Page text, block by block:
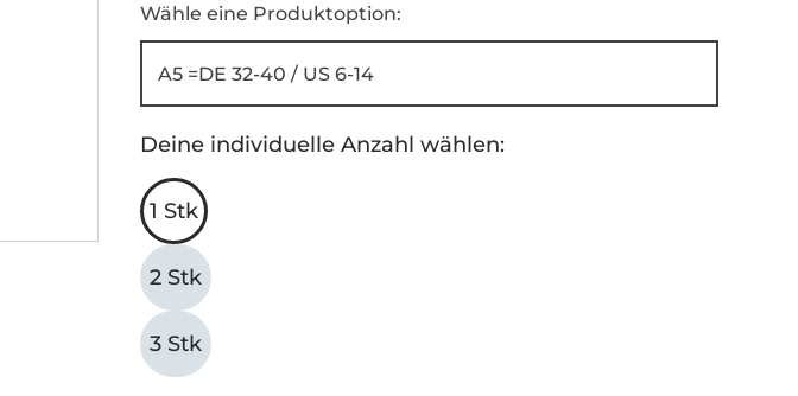
Wähle eine Produktoption:
A5 =DE 32-40 / US 6-14
Deine individuelle Anzahl wählen:
1 Stk
2 Stk
3 Stk